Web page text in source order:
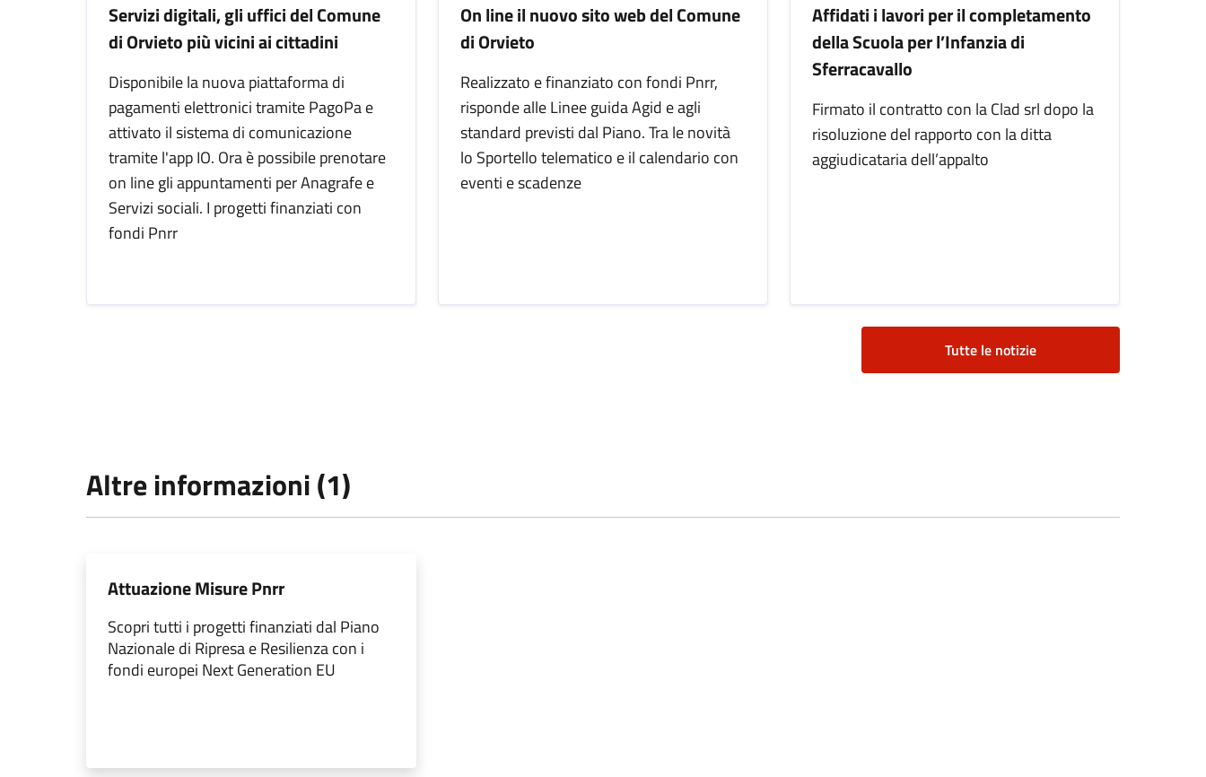
Servizi digitali, gli uffici del Comune
di Orvieto più vicini ai cittadini
Disponibile la nuova piattaforma di
pagamenti elettronici tramite PagoPa e
attivato il sistema di comunicazione
tramite l'app IO. Ora è possibile prenotare
on line gli appuntamenti per Anagrafe e
Servizi sociali. I progetti finanziati con
fondi Pnrr
On line il nuovo sito web del Comune
di Orvieto
Realizzato e finanziato con fondi Pnrr,
risponde alle Linee guida Agid e agli
standard previsti dal Piano. Tra le novità
lo Sportello telematico e il calendario con
eventi e scadenze
Affidati i lavori per il completamento
della Scuola per l’Infanzia di
Sferracavallo
Firmato il contratto con la Clad srl dopo la
risoluzione del rapporto con la ditta
aggiudicataria dell’appalto
Tutte le notizie
Altre informazioni (1)
Attuazione Misure Pnrr
Scopri tutti i progetti finanziati dal Piano
Nazionale di Ripresa e Resilienza con i
fondi europei Next Generation EU